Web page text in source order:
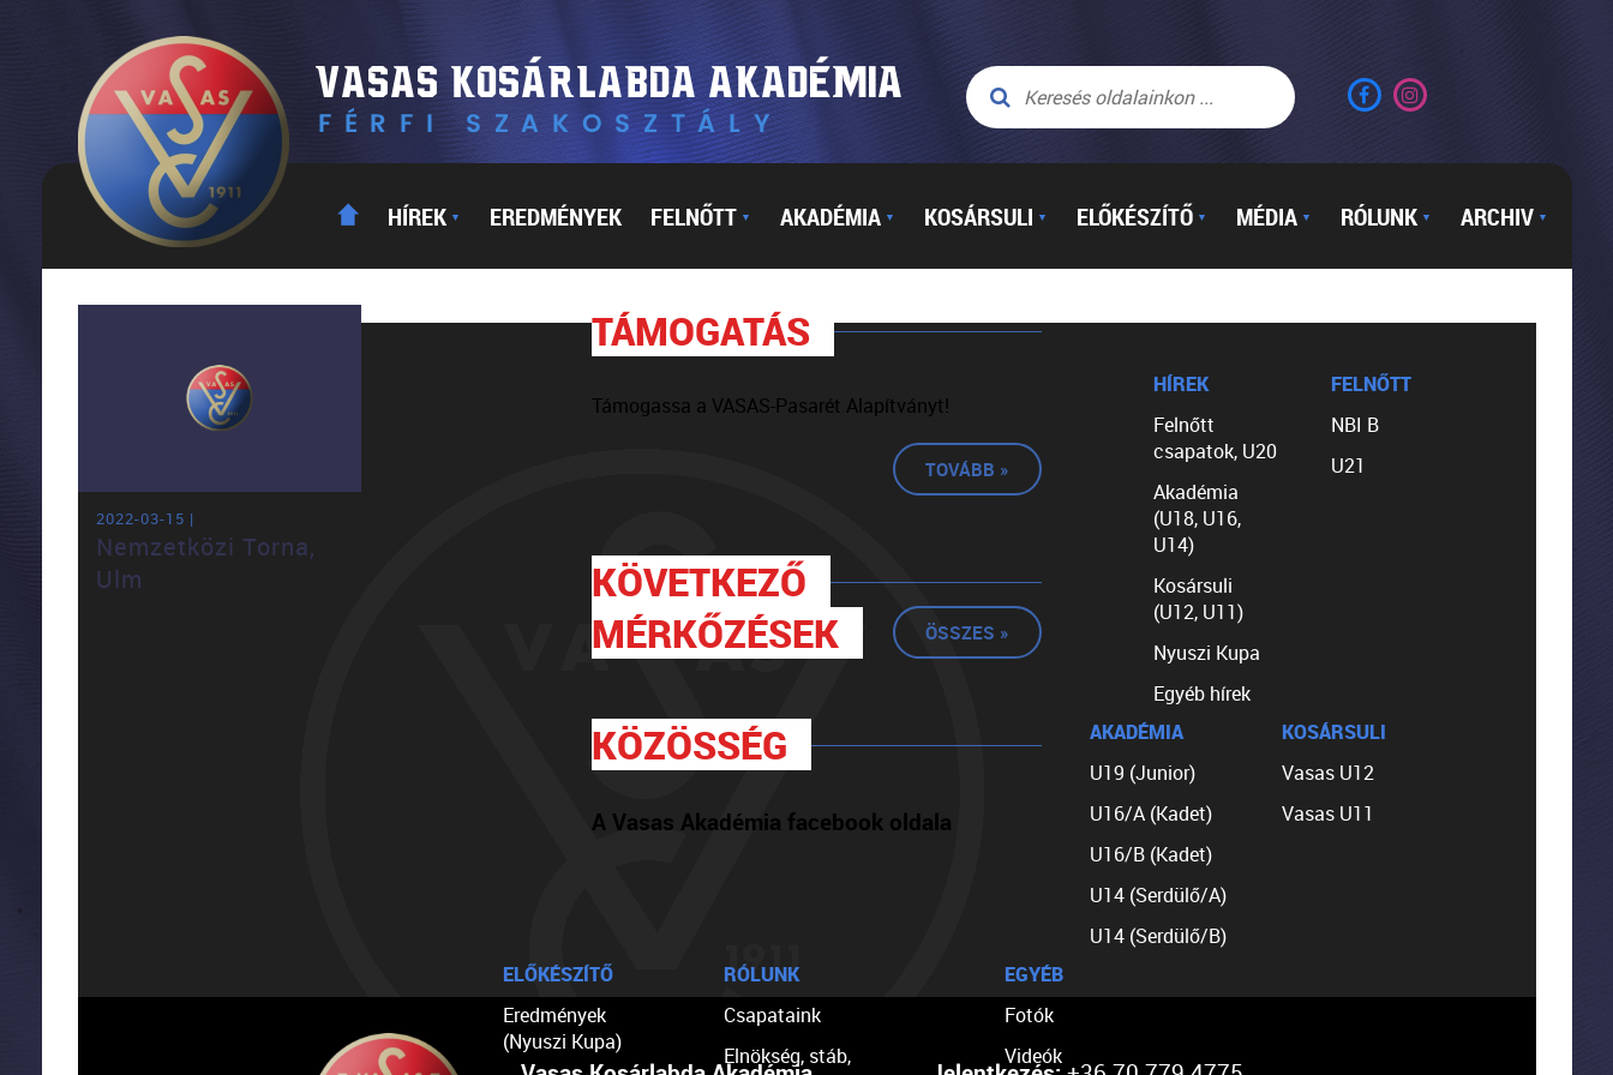
HÍREK ▼ EREDMÉNYEK FELNŐTT ▼ AKADÉMIA ▼ KOSÁRSULI ▼ ELŐKÉSZÍTŐ ▼ MÉDIA ▼ RÓLUNK ▼ ARCHIV ▼
2022-03-15 |
Nemzetközi Torna,
Ulm
TÁMOGATÁS
Támogassa a VASAS-Pasarét Alapítványt!
TOVÁBB »
KÖVETKEZŐ
MÉRKŐZÉSEK
ÖSSZES »
KÖZÖSSÉG
A Vasas Akadémia facebook oldala
HÍREK
Felnőtt
csapatok, U20
Akadémia
(U18, U16,
U14)
Kosársuli
(U12, U11)
Nyuszi Kupa
Egyéb hírek
FELNŐTT
NBI B
U21
AKADÉMIA
U19 (Junior)
U16/A (Kadet)
U16/B (Kadet)
U14 (Serdülő/A)
U14 (Serdülő/B)
KOSÁRSULI
Vasas U12
Vasas U11
ELŐKÉSZÍTŐ
Eredmények
(Nyuszi Kupa)
RÓLUNK
Csapataink
Elnökség, stáb,
EGYÉB
Fotók
Videók